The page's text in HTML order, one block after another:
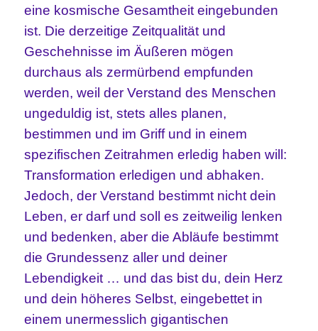
eine kosmische Gesamtheit eingebunden
ist. Die derzeitige Zeitqualität und
Geschehnisse im Äußeren mögen
durchaus als zermürbend empfunden
werden, weil der Verstand des Menschen
ungeduldig ist, stets alles planen,
bestimmen und im Griff und in einem
spezifischen Zeitrahmen erledig haben will:
Transformation erledigen und abhaken.
Jedoch, der Verstand bestimmt nicht dein
Leben, er darf und soll es zeitweilig lenken
und bedenken, aber die Abläufe bestimmt
die Grundessenz aller und deiner
Lebendigkeit … und das bist du, dein Herz
und dein höheres Selbst, eingebettet in
einem unermesslich gigantischen